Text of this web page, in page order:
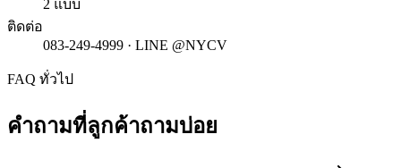
2 แบบ
ติดต่อ
083-249-4999 · LINE @NYCV
FAQ ทั่วไป
คำถามที่ลูกค้าถามบ่อย